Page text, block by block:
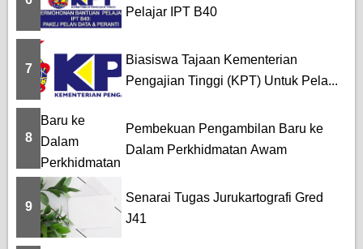
Pelajar IPT B40
7
Biasiswa Tajaan Kementerian
Pengajian Tinggi (KPT) Untuk Pela...
8
Pembekuan Pengambilan Baru ke
Dalam Perkhidmatan Awam
9
Senarai Tugas Jurukartografi Gred
J41